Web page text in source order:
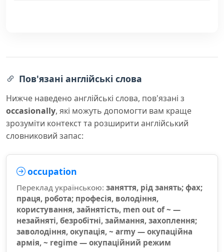
Пов'язані англійські слова
Нижче наведено англійські слова, пов'язані з
occasionally, які можуть допомогти вам краще
зрозуміти контекст та розширити англійський
словниковий запас:
occupation
Переклад українською: заняття, рід занять; фах;
праця, робота; професія, володіння,
користування, зайнятість, men out of ~ —
незайняті, безробітні, займання, захоплення;
заволодіння, окупація, ~ army — окупаційна
армія, ~ regime — окупаційний режим